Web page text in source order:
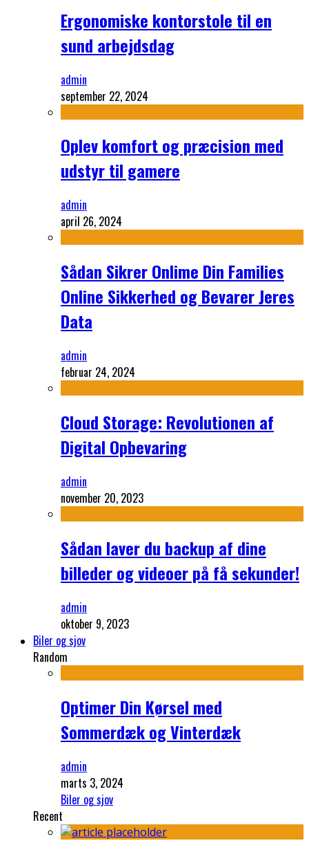
Ergonomiske kontorstole til en
sund arbejdsdag
admin
september 22, 2024
Oplev komfort og præcision med
udstyr til gamere
admin
april 26, 2024
Sådan Sikrer Onlime Din Families
Online Sikkerhed og Bevarer Jeres
Data
admin
februar 24, 2024
Cloud Storage: Revolutionen af
Digital Opbevaring
admin
november 20, 2023
Sådan laver du backup af dine
billeder og videoer på få sekunder!
admin
oktober 9, 2023
Biler og sjov
Random
Optimer Din Kørsel med
Sommerdæk og Vinterdæk
admin
marts 3, 2024
Biler og sjov
Recent